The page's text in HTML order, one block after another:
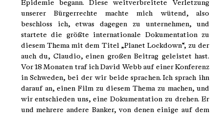
Epidemie begann. Diese weitverbreitete Verletzung
unserer Bürgerrechte machte mich wütend, also
beschloss ich, etwas dagegen zu unternehmen, und
startete die größte internationale Dokumentation zu
diesem Thema mit dem Titel „Planet Lockdown“, zu der
auch du, Claudio, einen großen Beitrag geleistet hast.
Vor 18 Monaten traf ich David Webb auf einer Konferenz
in Schweden, bei der wir beide sprachen. Ich sprach ihn
darauf an, einen Film zu diesem Thema zu machen, und
wir entschieden uns, eine Dokumentation zu drehen. Er
und mehrere andere Banker, von denen einige auf dem